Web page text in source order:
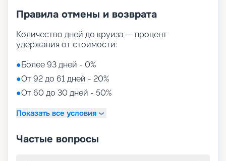
Правила отмены и возврата
Количество дней до круиза — процент
удержания от стоимости:
●Более 93 дней - 0%
●От 92 до 61 дней - 20%
●От 60 до 30 дней - 50%
Показать все условия
Частые вопросы